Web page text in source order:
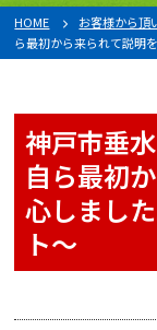
HOME お客様から頂
ら最初から来られて説明
神戸市垂
自ら最初
心しまし
ト～